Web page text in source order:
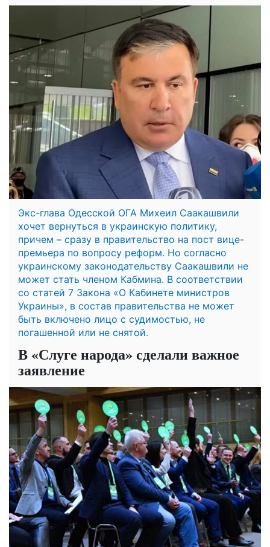
Экс-глава Одесской ОГА Михеил Саакашвили
хочет вернуться в украинскую политику,
причем – сразу в правительство на пост вице-
премьера по вопросу реформ. Но согласно
украинскому законодательству Саакашвили не
может стать членом Кабмина. В соответствии
со статей 7 Закона «О Кабинете министров
Украины», в состав правительства не может
быть включено лицо с судимостью, не
погашенной или не снятой.
В «Слуге народа» сделали важное
заявление